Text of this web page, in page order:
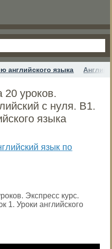
английского языка
20 уроков.
с нуля. B1.
языка
язык по